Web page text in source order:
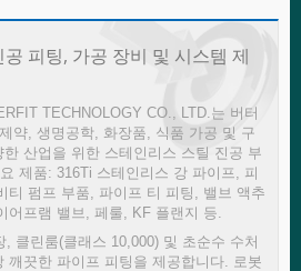
피팅, 가공 장비 및 시스템 제
TECHNOLOGY CO., LTD.는 버터
약, 생명공학, 화장품, 식품 가공 및 구
산업을 위한 스테인리스 스틸 진공 부
제품: 316Ti 스테인리스 강 파이프, 피
티 펌프 부품, 파이프 티 피팅, 밸브 액추
어프램 밸브, 페룰, KF 플랜지 등.
, 클린룸(클래스 10,000) 및 초순수 수처
깨끗한 파이프 피팅을 제공합니다. 로봇